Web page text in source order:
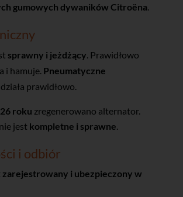
gumowych dywaników Citroëna.
sprawny i jeżdżący . Prawidłowo
i hamuje. Pneumatyczne
działa prawidłowo.
roku zregenerowano alternator.
jest kompletne i sprawne
i odbiór
zarejestrowany i ubezpieczony w